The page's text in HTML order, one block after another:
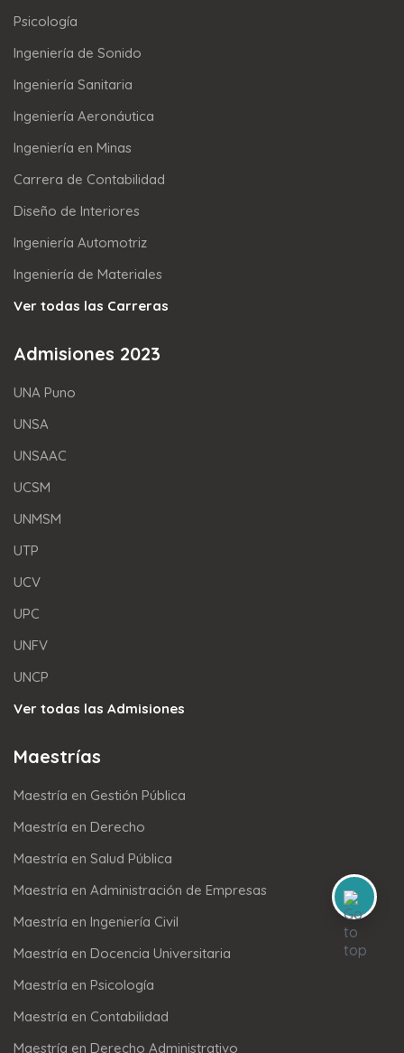
Psicología
Ingeniería de Sonido
Ingeniería Sanitaria
Ingeniería Aeronáutica
Ingeniería en Minas
Carrera de Contabilidad
Diseño de Interiores
Ingeniería Automotriz
Ingeniería de Materiales
Ver todas las Carreras
Admisiones 2023
UNA Puno
UNSA
UNSAAC
UCSM
UNMSM
UTP
UCV
UPC
UNFV
UNCP
Ver todas las Admisiones
Maestrías
Maestría en Gestión Pública
Maestría en Derecho
Maestría en Salud Pública
Maestría en Administración de Empresas
Maestría en Ingeniería Civil
Maestría en Docencia Universitaria
Maestría en Psicología
Maestría en Contabilidad
Maestría en Derecho Administrativo